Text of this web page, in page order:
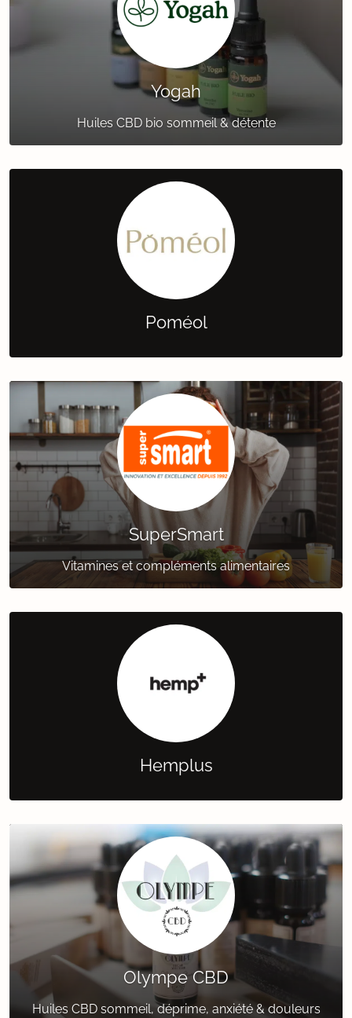
Yogah
Huiles CBD bio sommeil & détente
Poméol
SuperSmart
Vitamines et compléments alimentaires
Hemplus
Olympe CBD
Huiles CBD sommeil, déprime, anxiété & douleurs